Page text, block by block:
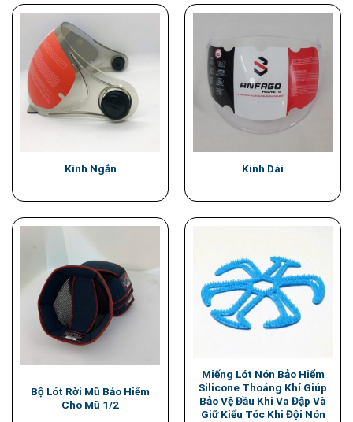
Kính Ngắn Kính Dài
Bộ Lót Rời Mũ Bảo Hiểm
Cho Mũ 1/2
Miếng Lót Nón Bảo Hiểm
Silicone Thoáng Khí Giúp
Bảo Vệ Đầu Khi Va Đập Và
Giữ Kiểu Tóc Khi Đội Nón